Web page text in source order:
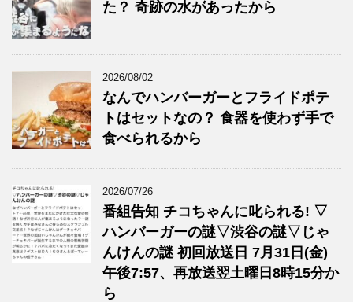
た？ 奇跡の水があったから
2026/08/02
なんでハンバーガーとフライドポテ
トはセットなの？ 食器を使わず手で
食べられるから
2026/07/26
番組告知 チコちゃんに叱られる! ▽
ハンバーガーの謎▽渋谷の謎▽じゃ
んけんの謎 初回放送日 7月31日(金)
午後7:57、再放送翌土曜日8時15分か
ら